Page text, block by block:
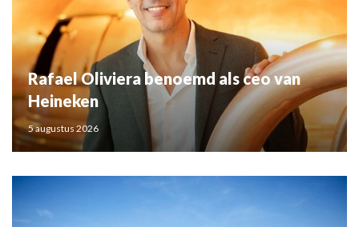
Rafael Oliviera benoemd als ceo van
Heineken
5 augustus 2026